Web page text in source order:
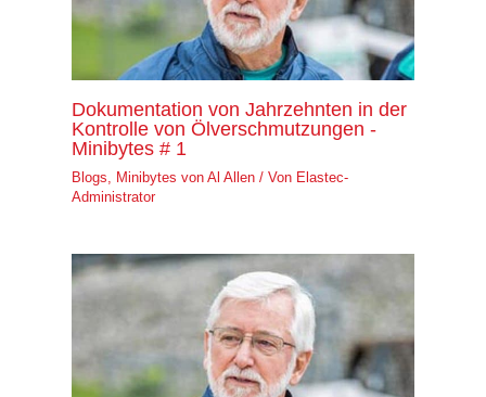
Dokumentation von Jahrzehnten in der
Kontrolle von Ölverschmutzungen -
Minibytes # 1
Blogs, Minibytes von Al Allen/ Von Elastec-
Administrator